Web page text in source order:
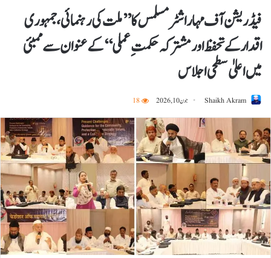
فیڈریشن آف مہاراشٹر مسلمس کا ’’ملت کی رہنمائی، جمہوری
اقدار کے تحفظ اور مشترکہ حکمتِ عملی‘‘ کے عنوان سے ممبئی
میں اعلیٰ سطحی اجلاس
Shaikh Akram جون 10, 2026 18